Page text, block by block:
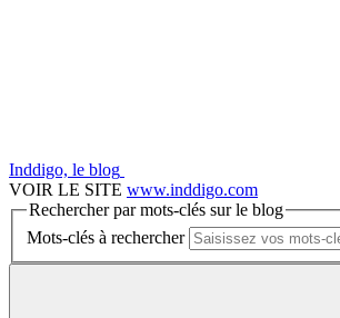
Inddigo, le blog
VOIR LE SITE www.inddigo.com
Rechercher par mots-clés sur le blog
Mots-clés à rechercher